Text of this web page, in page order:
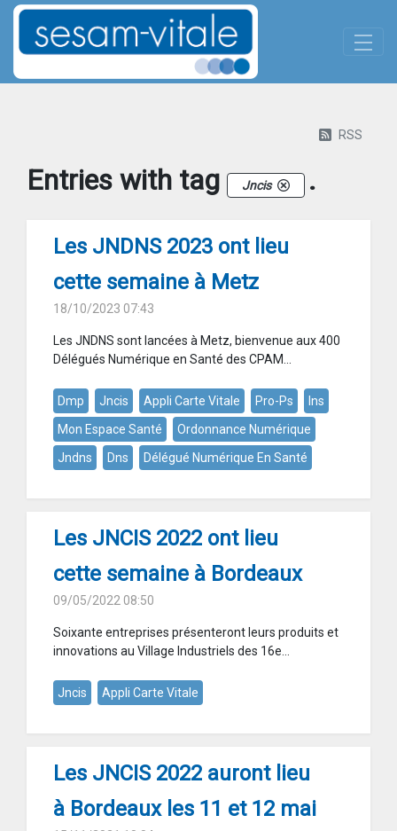
Skip to Main Content
RSS
Entries with tag Jncis .
Les JNDNS 2023 ont lieu
cette semaine à Metz
18/10/2023 07:43
Les JNDNS sont lancées à Metz, bienvenue aux 400
Délégués Numérique en Santé des CPAM...
Dmp Jncis Appli Carte Vitale Pro-Ps
Ins
Mon Espace Santé
Ordonnance Numérique
Jndns
Dns Délégué Numérique En Santé
Les JNCIS 2022 ont lieu
cette semaine à Bordeaux
09/05/2022 08:50
Soixante entreprises présenteront leurs produits et
innovations au Village Industriels des 16e...
Jncis Appli Carte Vitale
Les JNCIS 2022 auront lieu
à Bordeaux les 11 et 12 mai
Panneau de gestion des cookies